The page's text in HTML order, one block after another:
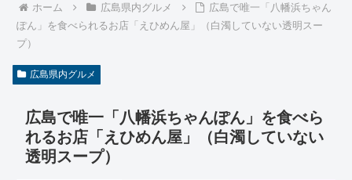
ホーム 広島県内グルメ
広島で唯一「八幡浜ちゃん
ぽん」を食べられるお店「えひめん屋」（白濁していない透明スー
プ）
広島県内グルメ
広島で唯一「八幡浜ちゃんぽん」を食べら
れるお店「えひめん屋」（白濁していない
透明スープ）